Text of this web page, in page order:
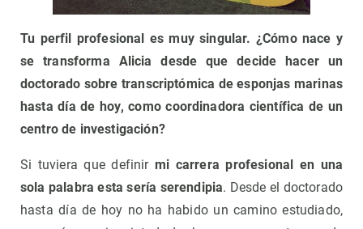
Tu perfil profesional es muy singular. ¿Cómo nace y
se transforma Alicia desde que decide hacer un
doctorado sobre transcriptómica de esponjas marinas
hasta día de hoy, como coordinadora científica de un
centro de investigación?
Si tuviera que definirmi carrera profesional en una
sola palabra esta sería serendipia. Desde el doctorado
hasta día de hoy no ha habido un camino estudiado,